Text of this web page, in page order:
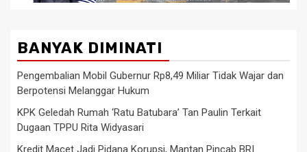
BANYAK DIMINATI
Pengembalian Mobil Gubernur Rp8,49 Miliar Tidak Wajar dan
Berpotensi Melanggar Hukum
KPK Geledah Rumah ‘Ratu Batubara’ Tan Paulin Terkait
Dugaan TPPU Rita Widyasari
Kredit Macet Jadi Pidana Korupsi, Mantan Pincab BRI